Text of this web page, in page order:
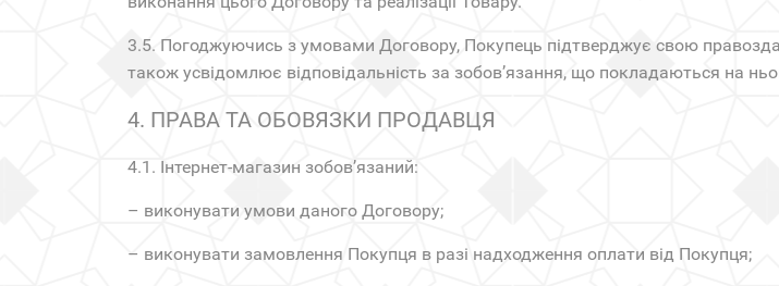
3.5. Погоджуючись з умовами Договору, Покупець підтверджує свою
також усвідомлює відповідальність за зобов’язання, що покладаються на
4. ПРАВА ТА ОБОВЯЗКИ ПРОДАВЦЯ
4.1. Інтернет-магазин зобов’язаний:
– виконувати умови даного Договору;
– виконувати замовлення Покупця в разі надходження оплати від Покупця;